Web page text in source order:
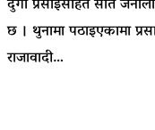
दुर्गा प्रसाईंसहित सात
छ । थुनामा पठाइएकामा
राजावादी…